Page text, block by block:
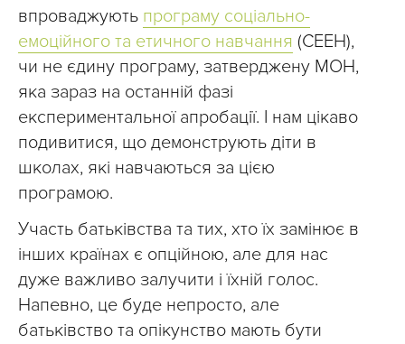
впроваджують програму соціально-
емоційного та етичного навчання (СЕЕН),
чи не єдину програму, затверджену МОН,
яка зараз на останній фазі
експериментальної апробації. І нам цікаво
подивитися, що демонструють діти в
школах, які навчаються за цією
програмою.
Участь батьківства та тих, хто їх замінює в
інших країнах є опційною, але для нас
дуже важливо залучити і їхній голос.
Напевно, це буде непросто, але
батьківство та опікунство мають бути